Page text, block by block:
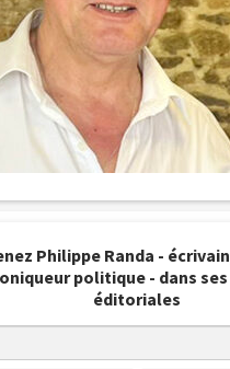
Philippe Randa -
politique - dans
éditoriales